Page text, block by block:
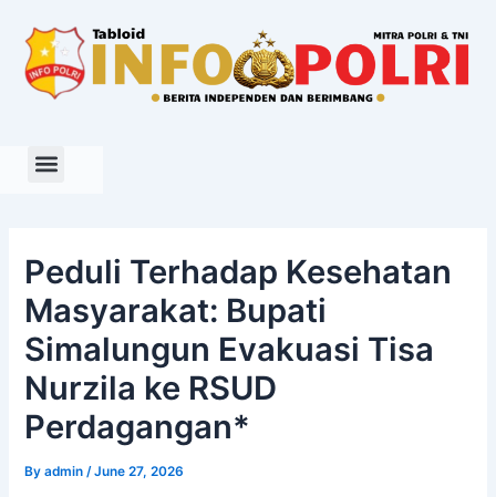
content
Peduli Terhadap Kesehatan
Masyarakat: Bupati
Simalungun Evakuasi Tisa
Nurzila ke RSUD
Perdagangan*
Byadmin/June 27, 2026